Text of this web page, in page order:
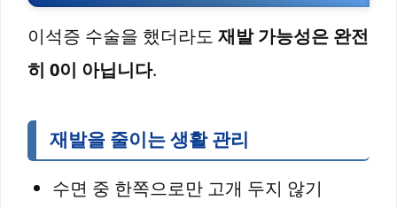
이석증 수술을 했더라도 재발 가능성은 완전
히 0이 아닙니다.
재발을 줄이는 생활 관리
수면 중 한쪽으로만 고개 두지 않기